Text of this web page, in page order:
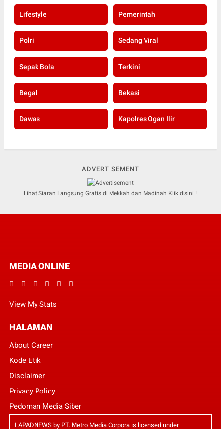
Lifestyle Pemerintah
Polri Sedang Viral
Sepak Bola Terkini
Begal Bekasi
Dawas Kapolres Ogan Ilir
ADVERTISEMENT
Lihat Siaran Langsung Gratis di Mekkah dan Madinah Klik disini !
MEDIA ONLINE
View My Stats
HALAMAN
About Career
Kode Etik
Disclaimer
Privacy Policy
Pedoman Media Siber
LAPADNEWSby PT. Metro Media Corporais licensed under